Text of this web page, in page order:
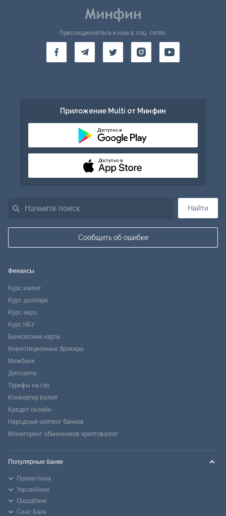
Найти
Сообщить об ошибке
Присоединяйтесь к нам в соц. сетях:
Приложение Multi от Минфин
Доступно в
Доступно в
Финансы
Курс валют
Курс доллара
Курс евро
Курс НБУ
Банковские карты
Инвестиционные брокеры
Межбанк
Депозиты
Тарифы на газ
Конвертер валют
Кредит онлайн
Народный рейтинг банков
Мониторинг обменников криптовалют
Популярные банки
Приватбанк
Укрсиббанк
Ощадбанк
Сенс Банк